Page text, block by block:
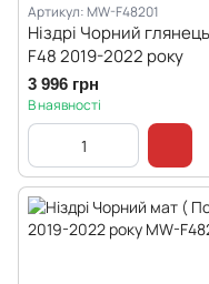
Артикул: MW-F48201
Ніздрі Чорний
F48 2019-2022 року
3 996 грн
В наявності